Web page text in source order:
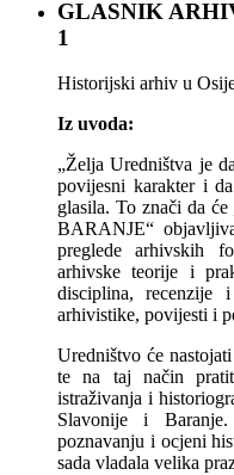
GLASNIK
1
Historijski arhiv u
Iz uvoda:
„Želja Uredništva je
povijesni karakter i
glasila. To znači da
BARANJE“
preglede arhivskih
arhivske teorije i
disciplina,
arhivistike, povijesti i
Uredništvo će
te na taj način
istraživanja i
Slavonije i
poznavanju i ocjeni
sada vladala velika